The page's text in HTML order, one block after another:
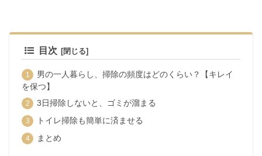
目次
男の一人暮らし、掃除の頻度はどのくらい？【キレイ
を保つ】
3日掃除しないと、ゴミが溜まる
トイレ掃除も簡単に済ませる
まとめ